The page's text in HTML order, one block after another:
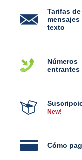
Tarifas de
mensajes
texto
Números
entrantes
New!
Cómo